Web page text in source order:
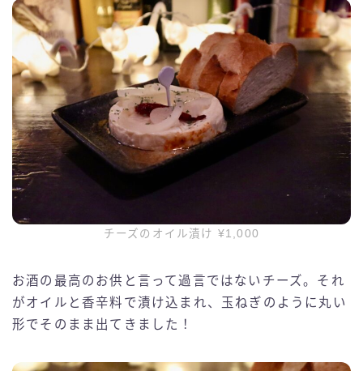
チーズのオイル漬け ¥1,000
お酒の最高のお供と言って過言ではないチーズ。それ
がオイルと香辛料で漬け込まれ、玉ねぎのように丸い
形でそのまま出てきました！